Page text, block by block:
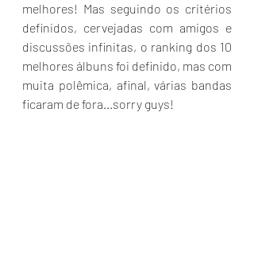
melhores! Mas seguindo os critérios
definidos, cervejadas com amigos e
discussões infinitas, o ranking dos 10
melhores álbuns foi definido, mas com
muita polêmica, afinal, várias bandas
ficaram de fora...sorry guys!